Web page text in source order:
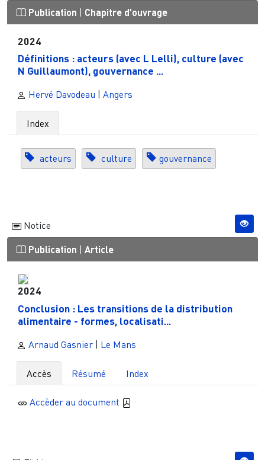
Publication Chapitre d'ouvrage
2024
Définitions : acteurs (avec L Lelli), culture (avec
N Guillaumont), gouvernance ...
Hervé Davodeau Angers
Index
acteurs culture gouvernance
Notice
Publication Article
2024
Conclusion : Les transitions de la distribution
alimentaire - formes, localisati...
Arnaud Gasnier | Le Mans
Accès Résumé Index
Accèder au document